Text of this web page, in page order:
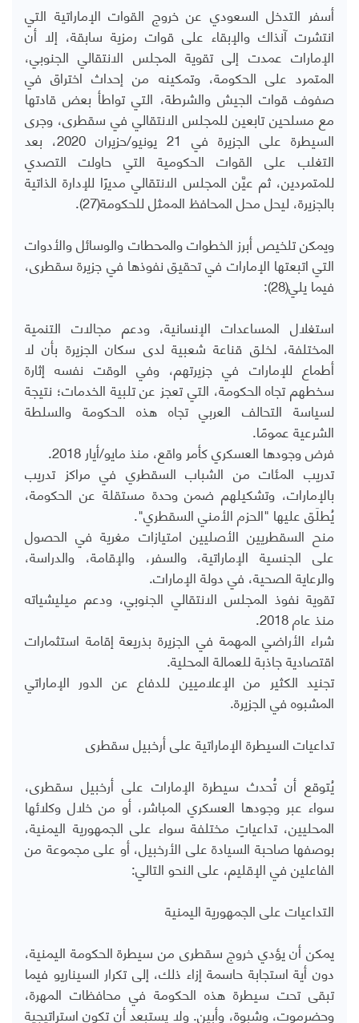
أسفر التدخل السعودي عن خروج القوات الإماراتية التي
انتشرت آنذاك والإبقاء على قوات رمزية سابقة، إلا أن
الإمارات عمدت إلى تقوية المجلس الانتقالي الجنوبي،
المتمرد على الحكومة، وتمكينه من إحداث اختراق في
صفوف قوات الجيش والشرطة، التي تواطأ بعض قادتها
مع مسلحين تابعين للمجلس الانتقالي في سقطرى، وجرى
السيطرة على الجزيرة في 21 يونيو/حزيران 2020، بعد
التغلب على القوات الحكومية التي حاولت التصدي
للمتمردين، ثم عيَّن المجلس الانتقالي مديرًا للإدارة الذاتية
بالجزيرة، ليحل محل المحافظ الممثل للحكومة(27).
ويمكن تلخيص أبرز الخطوات والمحطات والوسائل والأدوات
التي اتبعتها الإمارات في تحقيق نفوذها في جزيرة سقطرى،
فيما يلي(28):
استغلال المساعدات الإنسانية، ودعم مجالات التنمية
المختلفة، لخلق قناعة شعبية لدى سكان الجزيرة بأن لا
أطماع للإمارات في جزيرتهم، وفي الوقت نفسه إثارة
سخطهم تجاه الحكومة، التي تعجز عن تلبية الخدمات؛ نتيجة
لسياسة التحالف العربي تجاه هذه الحكومة والسلطة
الشرعية عمومًا.
فرض وجودها العسكري كأمر واقع، منذ مايو/أيار 2018.
تدريب المئات من الشباب السقطري في مراكز تدريب
بالإمارات، وتشكيلهم ضمن وحدة مستقلة عن الحكومة،
يُطلَق عليها "الحزم الأمني السقطري".
منح السقطريين الأصليين امتيازات مغرية في الحصول
على الجنسية الإماراتية، والسفر، والإقامة، والدراسة،
والرعاية الصحية، في دولة الإمارات.
تقوية نفوذ المجلس الانتقالي الجنوبي، ودعم ميليشياته
منذ عام 2018.
شراء الأراضي المهمة في الجزيرة بذريعة إقامة استثمارات
اقتصادية جاذبة للعمالة المحلية.
تجنيد الكثير من الإعلاميين للدفاع عن الدور الإماراتي
المشبوه في الجزيرة.
تداعيات السيطرة الإماراتية على أرخبيل سقطرى
يُتوقع أن تُحدث سيطرة الإمارات على أرخبيل سقطرى،
سواء عبر وجودها العسكري المباشر، أو من خلال وكلائها
المحليين، تداعياتٍ مختلفة سواء على الجمهورية اليمنية،
بوصفها صاحبة السيادة على الأرخبيل، أو على مجموعة من
الفاعلين في الإقليم، على النحو التالي:
التداعيات على الجمهورية اليمنية
يمكن أن يؤدي خروج سقطرى من سيطرة الحكومة اليمنية،
دون أية استجابة حاسمة إزاء ذلك، إلى تكرار السيناريو فيما
تبقى تحت سيطرة هذه الحكومة في محافظات المهرة،
وحضرموت، وشبوة، وأبين. ولا يستبعد أن تكون استراتيجية